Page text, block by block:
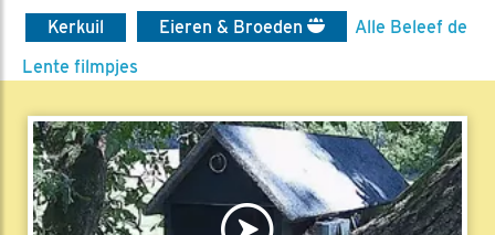
Kerkuil Eieren & Broeden
Alle Beleef de
Lente filmpjes